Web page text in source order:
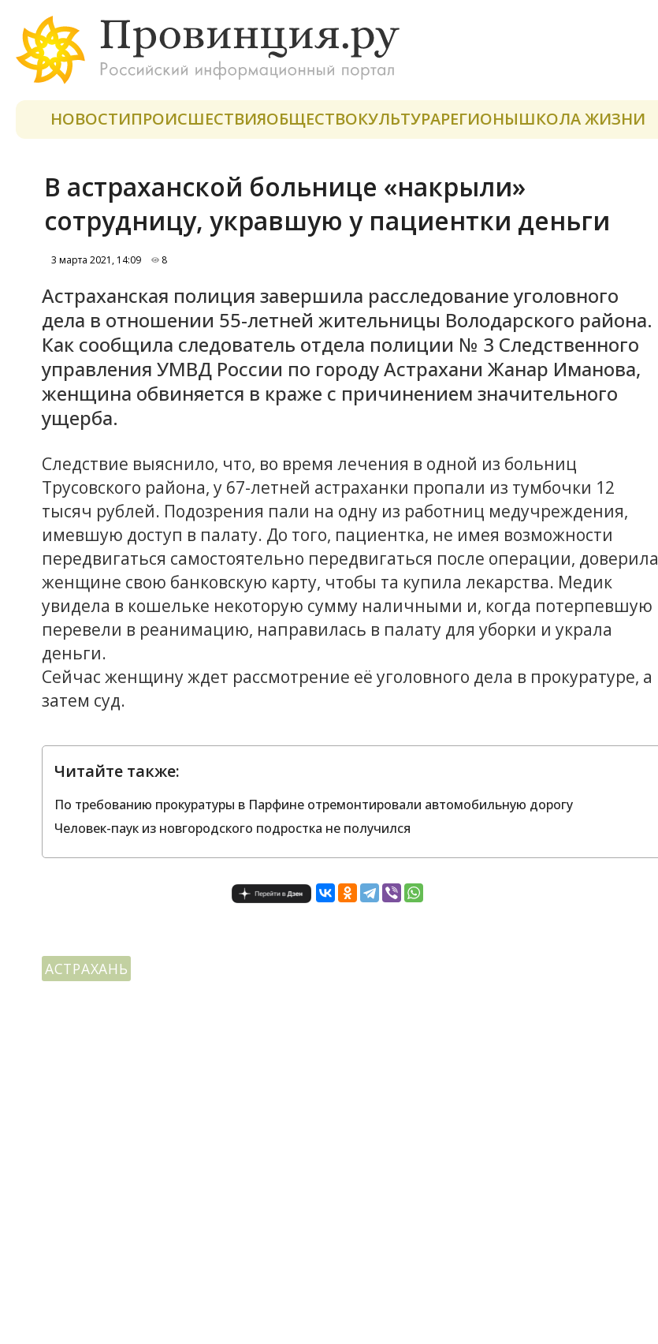
НОВОСТИПРОИСШЕСТВИЯОБЩЕСТВОКУЛЬТУРАРЕГИОНЫШКОЛА ЖИЗНИ
В астраханской больнице «накрыли»
сотрудницу, укравшую у пациентки деньги
3 марта 2021, 14:09 8
Астраханская полиция завершила расследование уголовного
дела в отношении 55-летней жительницы Володарского района.
Как сообщила следователь отдела полиции № 3 Следственного
управления УМВД России по городу Астрахани Жанар Иманова,
женщина обвиняется в краже с причинением значительного
ущерба.
Следствие выяснило, что, во время лечения в одной из больниц
Трусовского района, у 67-летней астраханки пропали из тумбочки 12
тысяч рублей. Подозрения пали на одну из работниц медучреждения,
имевшую доступ в палату. До того, пациентка, не имея возможности
передвигаться самостоятельно передвигаться после операции, доверила
женщине свою банковскую карту, чтобы та купила лекарства. Медик
увидела в кошельке некоторую сумму наличными и, когда потерпевшую
перевели в реанимацию, направилась в палату для уборки и украла
деньги.
Сейчас женщину ждет рассмотрение её уголовного дела в прокуратуре, а
затем суд.
Читайте также:
По требованию прокуратуры в Парфине отремонтировали автомобильную дорогу
Человек-паук из новгородского подростка не получился
АСТРАХАНЬ